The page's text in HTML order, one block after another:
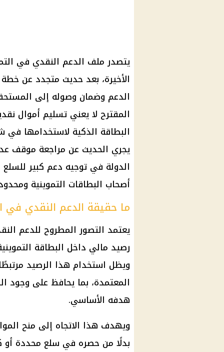
يتصدر ملف الدعم النقدي في
الأخيرة، بعد حديث متجدد عن
الدعم وضمان وصوله إلى
المقترح لا يعني تسليم أموال
البطاقة الذكية لاستخدامها في
يجري الحديث عن مراجعة موقف
الدولة في توجيه دعم كبير
أصحاب البطاقات التموينية
ما حقيقة الدعم النقدي في
يعتمد التصور المطروح للدعم
رصيد مالي داخل البطاقة
ويظل استخدام هذا الرصيد
المعتمدة، بما يحافظ على وجود
هدفه الأساسي.
ويهدف هذا الاتجاه إلى منح
بدلًا من حصره في سلع محددة أو